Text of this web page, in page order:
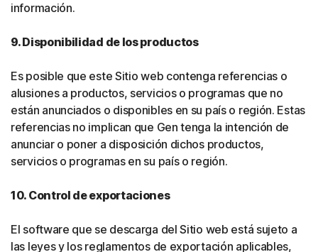
información.
9. Disponibilidad de los productos
Es posible que este Sitio web contenga referencias o
alusiones a productos, servicios o programas que no
están anunciados o disponibles en su país o región. Estas
referencias no implican que Gen tenga la intención de
anunciar o poner a disposición dichos productos,
servicios o programas en su país o región.
10. Control de exportaciones
El software que se descarga del Sitio web está sujeto a
las leyes y los reglamentos de exportación aplicables,